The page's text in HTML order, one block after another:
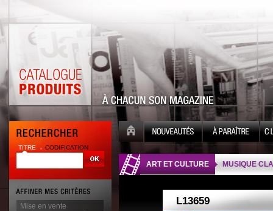
TITRE CODIFICATION
Mise en vente
ART ET CULTURE MUSIQUE